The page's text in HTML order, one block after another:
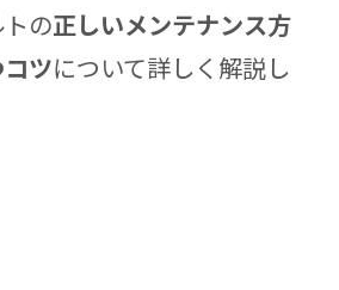
の正しいメンテナンス方
ツについて詳しく解説し